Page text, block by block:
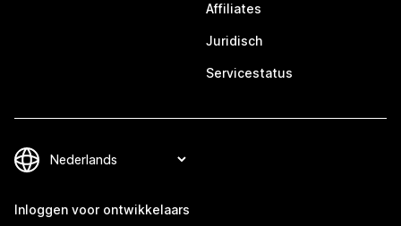
Affiliates
Juridisch
Servicestatus
Inloggen voor ontwikkelaars